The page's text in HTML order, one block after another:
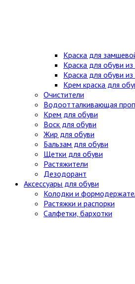
Краска для
Краска для обуви
Краска для обуви из
Крем краска для
Очистители
Водоотталкивающая
Крем для обуви
Воск для обуви
Жир для обуви
Бальзам для обуви
Щетки для обуви
Растяжители
Дезодорант
Аксессуары для обуви
Колодки и
Растяжки и распорки
Салфетки, бархотки